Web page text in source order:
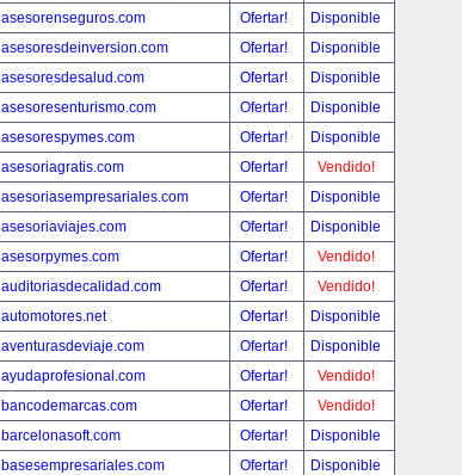
asesorenseguros.com
Ofertar!
Disponible
asesoresdeinversion.com
Ofertar!
Disponible
asesoresdesalud.com
Ofertar!
Disponible
asesoresenturismo.com
Ofertar!
Disponible
asesorespymes.com
Ofertar!
Disponible
asesoriagratis.com
Ofertar!
Vendido!
asesoriasempresariales.com
Ofertar!
Disponible
asesoriaviajes.com
Ofertar!
Disponible
asesorpymes.com
Ofertar!
Vendido!
auditoriasdecalidad.com
Ofertar!
Vendido!
automotores.net
Ofertar!
Disponible
aventurasdeviaje.com
Ofertar!
Disponible
ayudaprofesional.com
Ofertar!
Vendido!
bancodemarcas.com
Ofertar!
Vendido!
barcelonasoft.com
Ofertar!
Disponible
basesempresariales.com
Ofertar!
Disponible